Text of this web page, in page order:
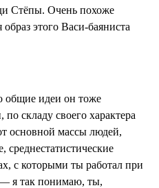
Стёпы. Очень похоже
этого Васи-баяниста
общие идеи он тоже
складу своего характера
основной массы людей,
среднестатистические
с которыми ты работал при
— я так понимаю, ты,